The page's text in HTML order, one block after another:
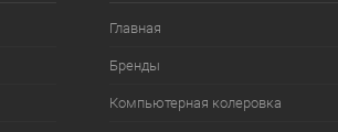
Главная
Бренды
Компьютерная колеровка